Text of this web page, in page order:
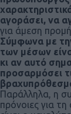
αγοράσει, να
για άμεση
Σύμφωνα με
των μέσων
κι αν αυτό
προσαρμόσει
Παράλληλα, η
πρόνοιες για